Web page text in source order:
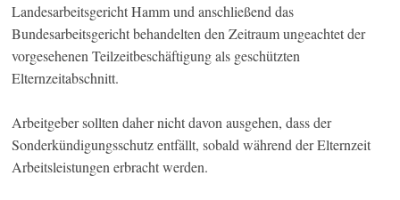
Landesarbeitsgericht Hamm und anschließend das
Bundesarbeitsgericht behandelten den Zeitraum ungeachtet der
vorgesehenen Teilzeitbeschäftigung als geschützten
Elternzeitabschnitt.
Arbeitgeber sollten daher nicht davon ausgehen, dass der
Sonderkündigungsschutz entfällt, sobald während der Elternzeit
Arbeitsleistungen erbracht werden.